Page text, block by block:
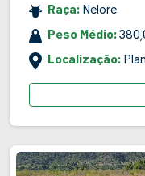
Raça: Nelore
Peso Médio:
Localização: